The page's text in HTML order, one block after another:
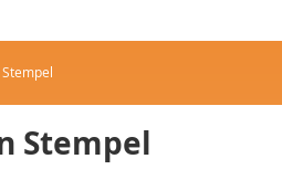
Stempel
Stempel